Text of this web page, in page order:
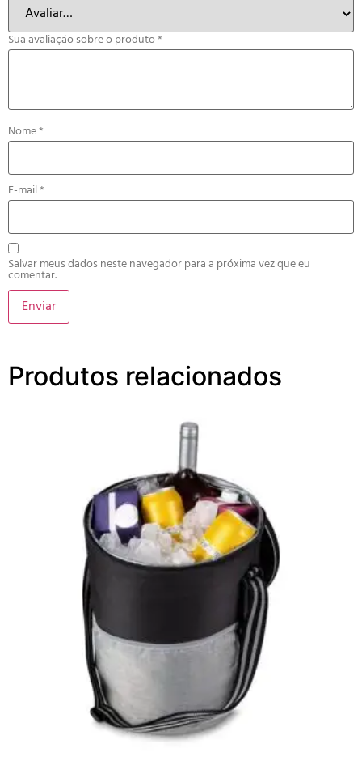
Sua avaliação sobre o produto*
Nome*
E-mail*
Salvar meus dados neste navegador para a próxima vez que eu
comentar.
Produtos relacionados